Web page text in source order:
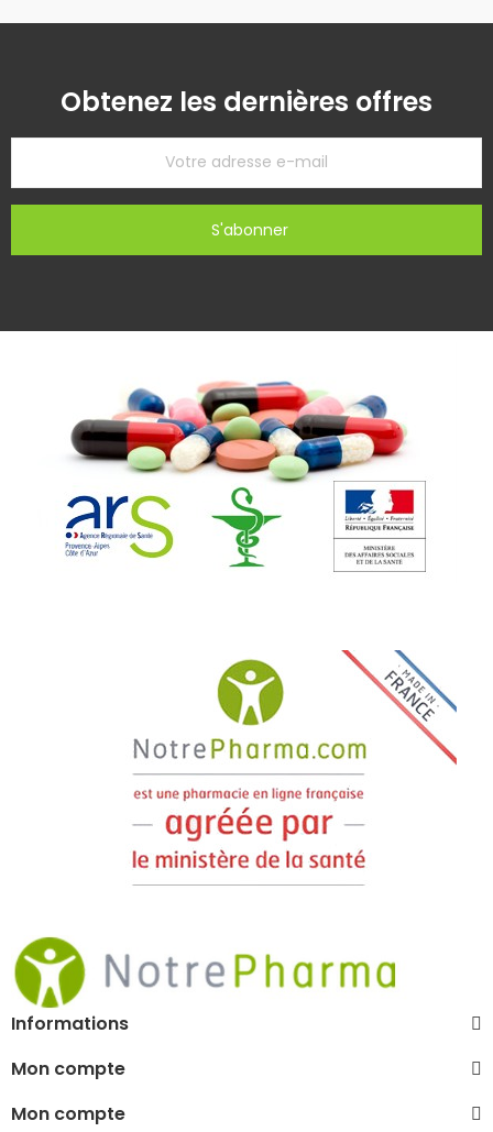
Obtenez les dernières offres
S'abonner
Informations
Mon compte
Mon compte